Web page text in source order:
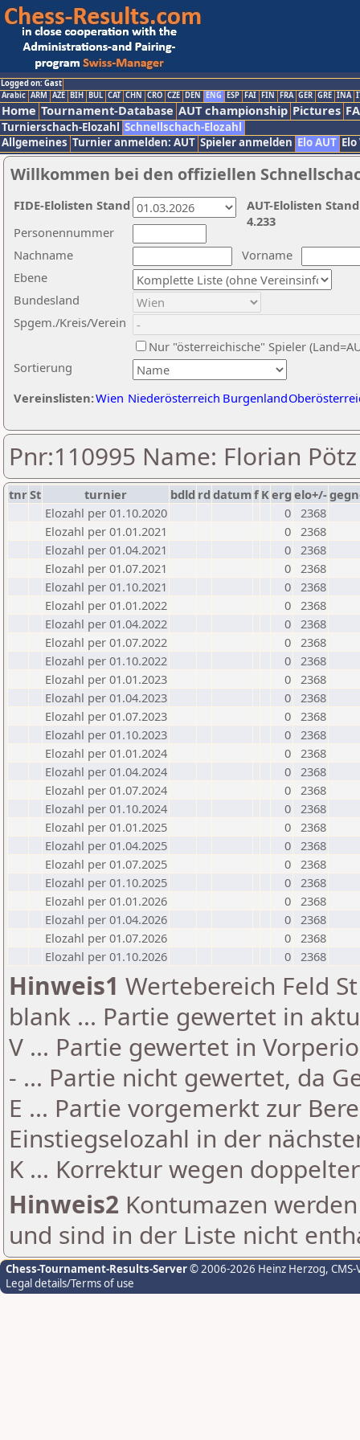
Logged on: Gast
Arabic ARM AZE BIH BUL CAT CHN CRO CZE DEN ENG ESP FAI FIN FRA GER GRE INA
Home Tournament-Database AUT championship Pictures
Turnierschach-Elozahl Schnellschach-Elozahl
Allgemeines Turnier anmelden: AUT Spieler anmelden Elo AUT
Willkommen bei den offiziellen
Nachname
Vorname
Ebene
Sortierung
Personennummer
Bundesland
Spgem./Kreis/Verein
Nur "österreichische" Spieler
Vereinslisten:Wien Niederösterreich Burgenland
AUT-Elolisten
4.233
FIDE-Elolisten Stand
Pnr:110995 Name: Florian Pötz
tnrSt turnier bdld rd datumf Kerg elo+/-
Elozahl per 01.10.2020
0 2368
Elozahl per 01.01.2021
0 2368
Elozahl per 01.04.2021
0 2368
Elozahl per 01.07.2021
0 2368
Elozahl per 01.10.2021
0 2368
Elozahl per 01.01.2022
0 2368
Elozahl per 01.04.2022
0 2368
Elozahl per 01.07.2022
0 2368
Elozahl per 01.10.2022
0 2368
Elozahl per 01.01.2023
0 2368
Elozahl per 01.04.2023
0 2368
Elozahl per 01.07.2023
0 2368
Elozahl per 01.10.2023
0 2368
Elozahl per 01.01.2024
0 2368
Elozahl per 01.04.2024
0 2368
Elozahl per 01.07.2024
0 2368
Elozahl per 01.10.2024
0 2368
Elozahl per 01.01.2025
0 2368
Elozahl per 01.04.2025
0 2368
Elozahl per 01.07.2025
0 2368
Elozahl per 01.10.2025
0 2368
Elozahl per 01.01.2026
0 2368
Elozahl per 01.04.2026
0 2368
Elozahl per 01.07.2026
0 2368
Elozahl per 01.10.2026
0 2368
Hinweis1 Wertebereich Feld
blank ... Partie gewertet in
V ... Partie gewertet in
- ... Partie nicht gewertet, da
E ... Partie vorgemerkt zur
Einstiegselozahl in der
K ... Korrektur wegen
Hinweis2 Kontumazen
und sind in der Liste nicht
Chess-Tournament-Results-Server© 2006-2026 Heinz Herzog,
Legal details/Terms of use